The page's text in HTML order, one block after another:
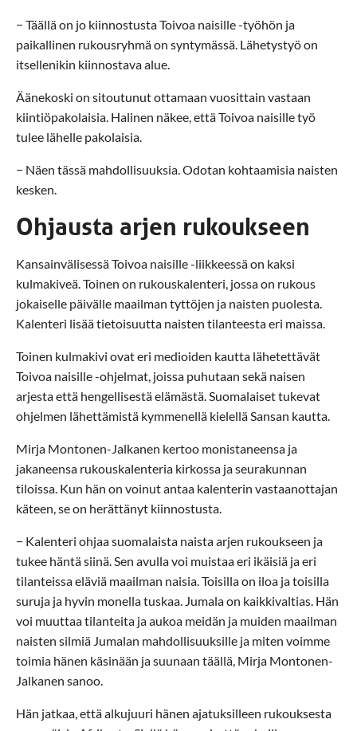
− Täällä on jo kiinnostusta Toivoa naisille -työhön ja
paikallinen rukousryhmä on syntymässä. Lähetystyö on
itsellenikin kiinnostava alue.
Äänekoski on sitoutunut ottamaan vuosittain vastaan
kiintiöpakolaisia. Halinen näkee, että Toivoa naisille työ
tulee lähelle pakolaisia.
− Näen tässä mahdollisuuksia. Odotan kohtaamisia naisten
kesken.
Ohjausta arjen rukoukseen
Kansainvälisessä Toivoa naisille -liikkeessä on kaksi
kulmakiveä. Toinen on rukouskalenteri, jossa on rukous
jokaiselle päivälle maailman tyttöjen ja naisten puolesta.
Kalenteri lisää tietoisuutta naisten tilanteesta eri maissa.
Toinen kulmakivi ovat eri medioiden kautta lähetettävät
Toivoa naisille -ohjelmat, joissa puhutaan sekä naisen
arjesta että hengellisestä elämästä. Suomalaiset tukevat
ohjelmen lähettämistä kymmenellä kielellä Sansan kautta.
Mirja Montonen-Jalkanen kertoo monistaneensa ja
jakaneensa rukouskalenteria kirkossa ja seurakunnan
tiloissa. Kun hän on voinut antaa kalenterin vastaanottajan
käteen, se on herättänyt kiinnostusta.
− Kalenteri ohjaa suomalaista naista arjen rukoukseen ja
tukee häntä siinä. Sen avulla voi muistaa eri ikäisiä ja eri
tilanteissa eläviä maailman naisia. Toisilla on iloa ja toisilla
suruja ja hyvin monella tuskaa. Jumala on kaikkivaltias. Hän
voi muuttaa tilanteita ja aukoa meidän ja muiden maailman
naisten silmiä Jumalan mahdollisuuksille ja miten voimme
toimia hänen käsinään ja suunaan täällä, Mirja Montonen-
Jalkanen sanoo.
Hän jatkaa, että alkujuuri hänen ajatuksilleen rukouksesta